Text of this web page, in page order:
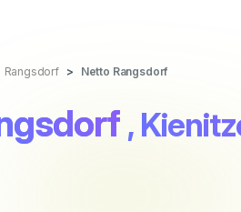
Rangsdorf Netto Rangsdorf
,